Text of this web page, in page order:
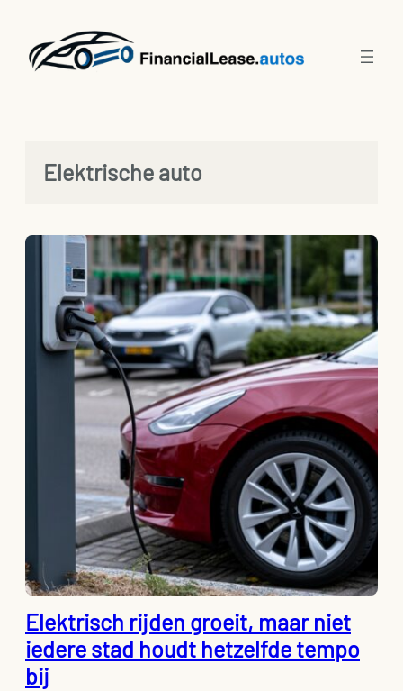
inhoud
Elektrische auto
Elektrisch rijden groeit, maar niet
iedere stad houdt hetzelfde tempo
bij